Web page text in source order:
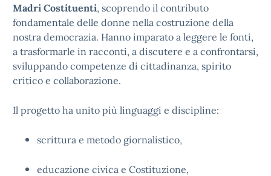
Madri Costituenti, scoprendo il contributo
fondamentale delle donne nella costruzione della
nostra democrazia. Hanno imparato a leggere le fonti,
a trasformarle in racconti, a discutere e a confrontarsi,
sviluppando competenze di cittadinanza, spirito
critico e collaborazione.
Il progetto ha unito più linguaggi e discipline:
scrittura e metodo giornalistico,
educazione civica e Costituzione,